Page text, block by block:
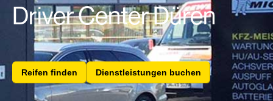
Driver Center Düren
Reifen finden Dienstleistungen buchen